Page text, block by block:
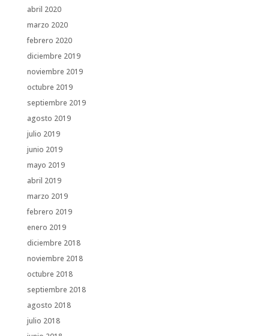
abril 2020
marzo 2020
febrero 2020
diciembre 2019
noviembre 2019
octubre 2019
septiembre 2019
agosto 2019
julio 2019
junio 2019
mayo 2019
abril 2019
marzo 2019
febrero 2019
enero 2019
diciembre 2018
noviembre 2018
octubre 2018
septiembre 2018
agosto 2018
julio 2018